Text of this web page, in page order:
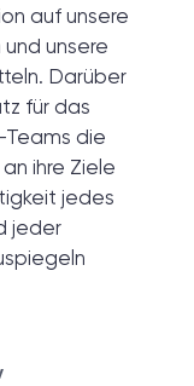
auf unsere
unsere
Darüber
für das
die
ihre Ziele
jedes
jeder